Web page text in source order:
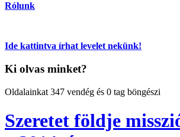
Rólunk
Ide kattintva írhat levelet nekünk!
Ki olvas minket?
Oldalainkat 347 vendég és 0 tag böngészi
Szeretet földje